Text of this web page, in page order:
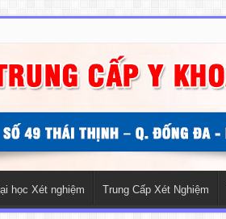
học Xét nghiệm Trung Cấp Xét Nghiệm